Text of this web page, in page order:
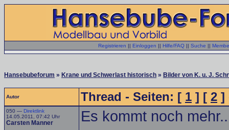
Registrieren || Einloggen || Hilfe/FAQ || Suche ||
Hansebubeforum » Krane und Schwerlast historisch » Bilder von K. u. J.
Autor Thread - Seiten: [ 1 ] [ 2 ]
050 — Direktlink
14.05.2011, 07:42 Uhr
Carsten Manner Es kommt noch